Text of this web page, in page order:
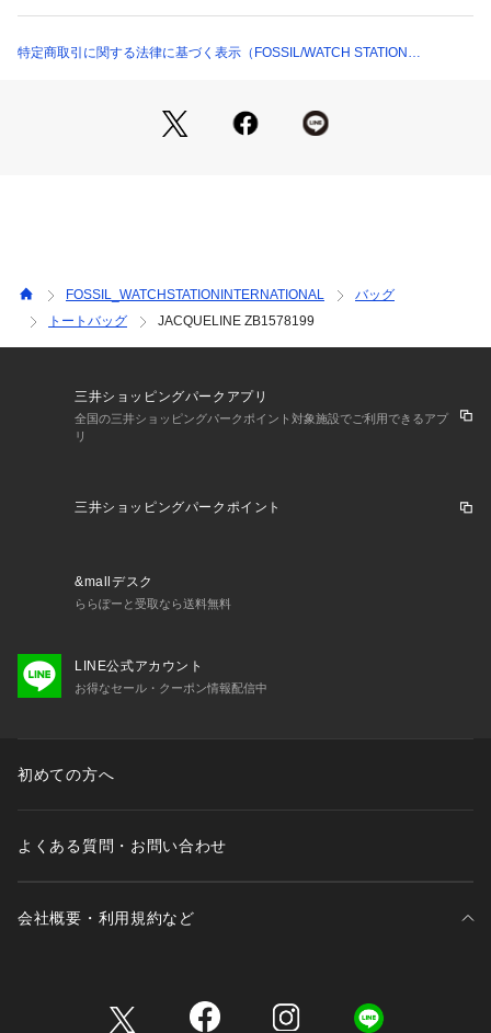
ってみえる場合がございます。
特定商取引に関する法律に基づく表示（FOSSIL/WATCH STATION
FOSSIL_WATCHSTATIONINTERNATIONAL
バッグ
トートバッグ
JACQUELINE ZB1578199
三井ショッピングパークアプリ
全国の三井ショッピングパークポイント対象施設でご利用できるアプ
リ
三井ショッピングパークポイント
&mallデスク
ららぽーと受取なら送料無料
LINE公式アカウント
お得なセール・クーポン情報配信中
初めての方へ
よくある質問・お問い合わせ
会社概要・利用規約など